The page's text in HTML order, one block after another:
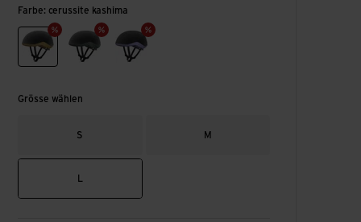
Farbe: cerussite kashima
cerussite kashima
epidote greenuranium black/purple amethyst
Grösse wählen
S M